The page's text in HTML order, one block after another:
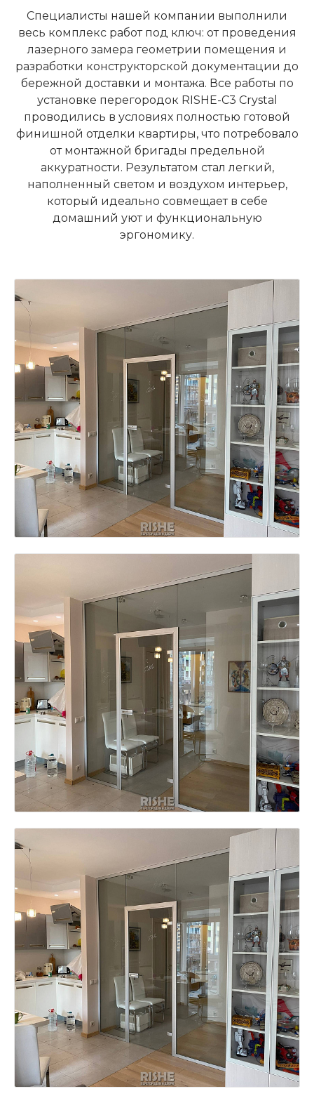
Специалисты нашей компании выполнили
весь комплекс работ под ключ: от проведения
лазерного замера геометрии помещения и
разработки конструкторской документации до
бережной доставки и монтажа. Все работы по
установке перегородок RISHE-C3 Crystal
проводились в условиях полностью готовой
финишной отделки квартиры, что потребовало
от монтажной бригады предельной
аккуратности. Результатом стал легкий,
наполненный светом и воздухом интерьер,
который идеально совмещает в себе
домашний уют и функциональную
эргономику.